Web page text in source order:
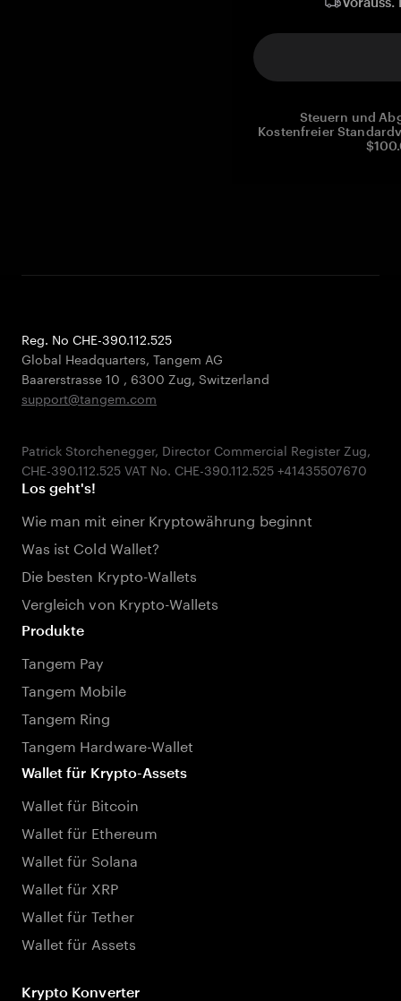
Steuern und
Kostenfreier
Reg. No CHE-390.112.525
Global Headquarters, Tangem AG
Baarerstrasse 10 , 6300 Zug, Switzerland
support@tangem.com
Patrick Storchenegger, Director Commercial Register Zug,
Los geht's!
Wie man mit einer Kryptowährung beginnt
Was ist Cold Wallet?
Die besten Krypto-Wallets
Vergleich von Krypto-Wallets
Produkte
Tangem Pay
Tangem Mobile
Tangem Ring
Tangem Hardware-Wallet
Wallet für Krypto-Assets
Wallet für Bitcoin
Wallet für Ethereum
Wallet für Solana
Wallet für XRP
Wallet für Tether
Wallet für Assets
Krypto Konverter